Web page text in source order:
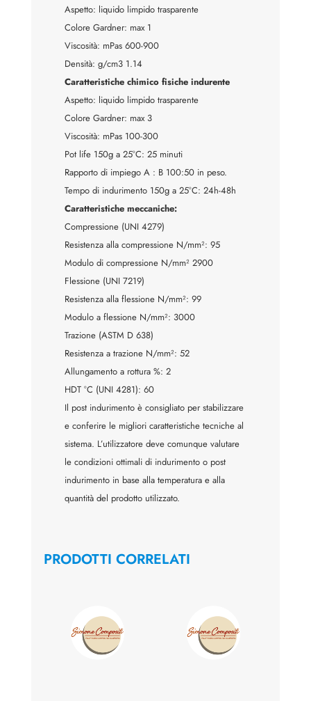
Aspetto: liquido limpido trasparente
Colore Gardner: max 1
Viscosità: mPas 600-900
Densità: g/cm3 1.14
Caratteristiche chimico fisiche indurente
Aspetto: liquido limpido trasparente
Colore Gardner: max 3
Viscosità: mPas 100-300
Pot life 150g a 25°C: 25 minuti
Rapporto di impiego A : B 100:50 in peso.
Tempo di indurimento 150g a 25°C: 24h-48h
Caratteristiche meccaniche:
Compressione (UNI 4279)
Resistenza alla compressione N/mm²: 95
Modulo di compressione N/mm² 2900
Flessione (UNI 7219)
Resistenza alla flessione N/mm²: 99
Modulo a flessione N/mm²: 3000
Trazione (ASTM D 638)
Resistenza a trazione N/mm²: 52
Allungamento a rottura %: 2
HDT °C (UNI 4281): 60
Il post indurimento è consigliato per stabilizzare
e conferire le migliori caratteristiche tecniche al
sistema. L’utilizzatore deve comunque valutare
le condizioni ottimali di indurimento o post
indurimento in base alla temperatura e alla
quantità del prodotto utilizzato.
PRODOTTI CORRELATI